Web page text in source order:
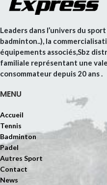
Leaders dans l’univers du
badminton..), la
équipements associés,Sbz
familiale représentant une
consommateur depuis 20 ans .
MENU
Accueil
Tennis
Badminton
Padel
Autres Sport
Contact
News